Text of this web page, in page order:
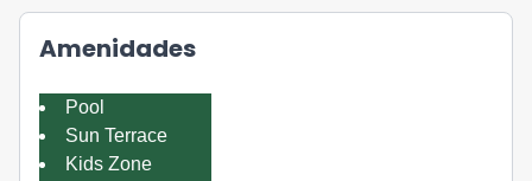
Amenidades
Pool
Sun Terrace
Kids Zone